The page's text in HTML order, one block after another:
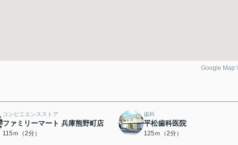
Google Map
コンビニエンスストア
ファミリーマート 兵庫熊野町店
115ｍ（2分）
歯科
平松歯科医院
125ｍ（2分）